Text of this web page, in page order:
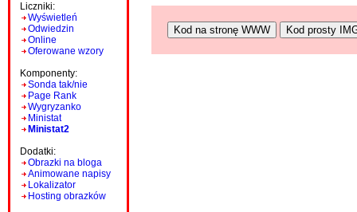
Liczniki:
Wyświetleń
Odwiedzin
Online
Oferowane wzory
Komponenty:
Sonda tak/nie
Page Rank
Wygryzanko
Ministat
Ministat2
Dodatki:
Obrazki na bloga
Animowane napisy
Lokalizator
Hosting obrazków
Kod na stronę WWW Kod prosty